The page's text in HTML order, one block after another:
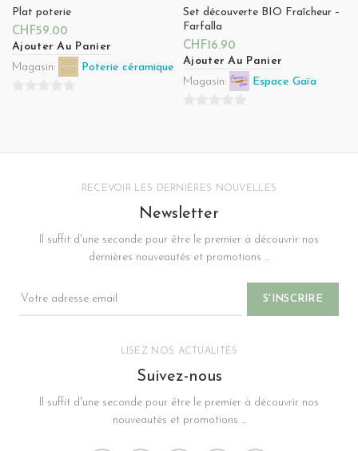
Plat poterie
CHF59.00
Ajouter Au Panier
Magasin:
Poterie céramique
Set découverte BIO Fraîcheur –
Farfalla
CHF16.90
Ajouter Au Panier
Magasin:
Espace Gaïa
5
RECEVOIR LES DERNIÈRES NOUVELLES
Newsletter
Il suffit d'une seconde pour être le premier à découvrir nos
dernières nouveautés et promotions ...
LISEZ NOS ACTUALITÉS
Suivez-nous
Il suffit d'une seconde pour être le premier à découvrir nos
nouveautés et promotions ...